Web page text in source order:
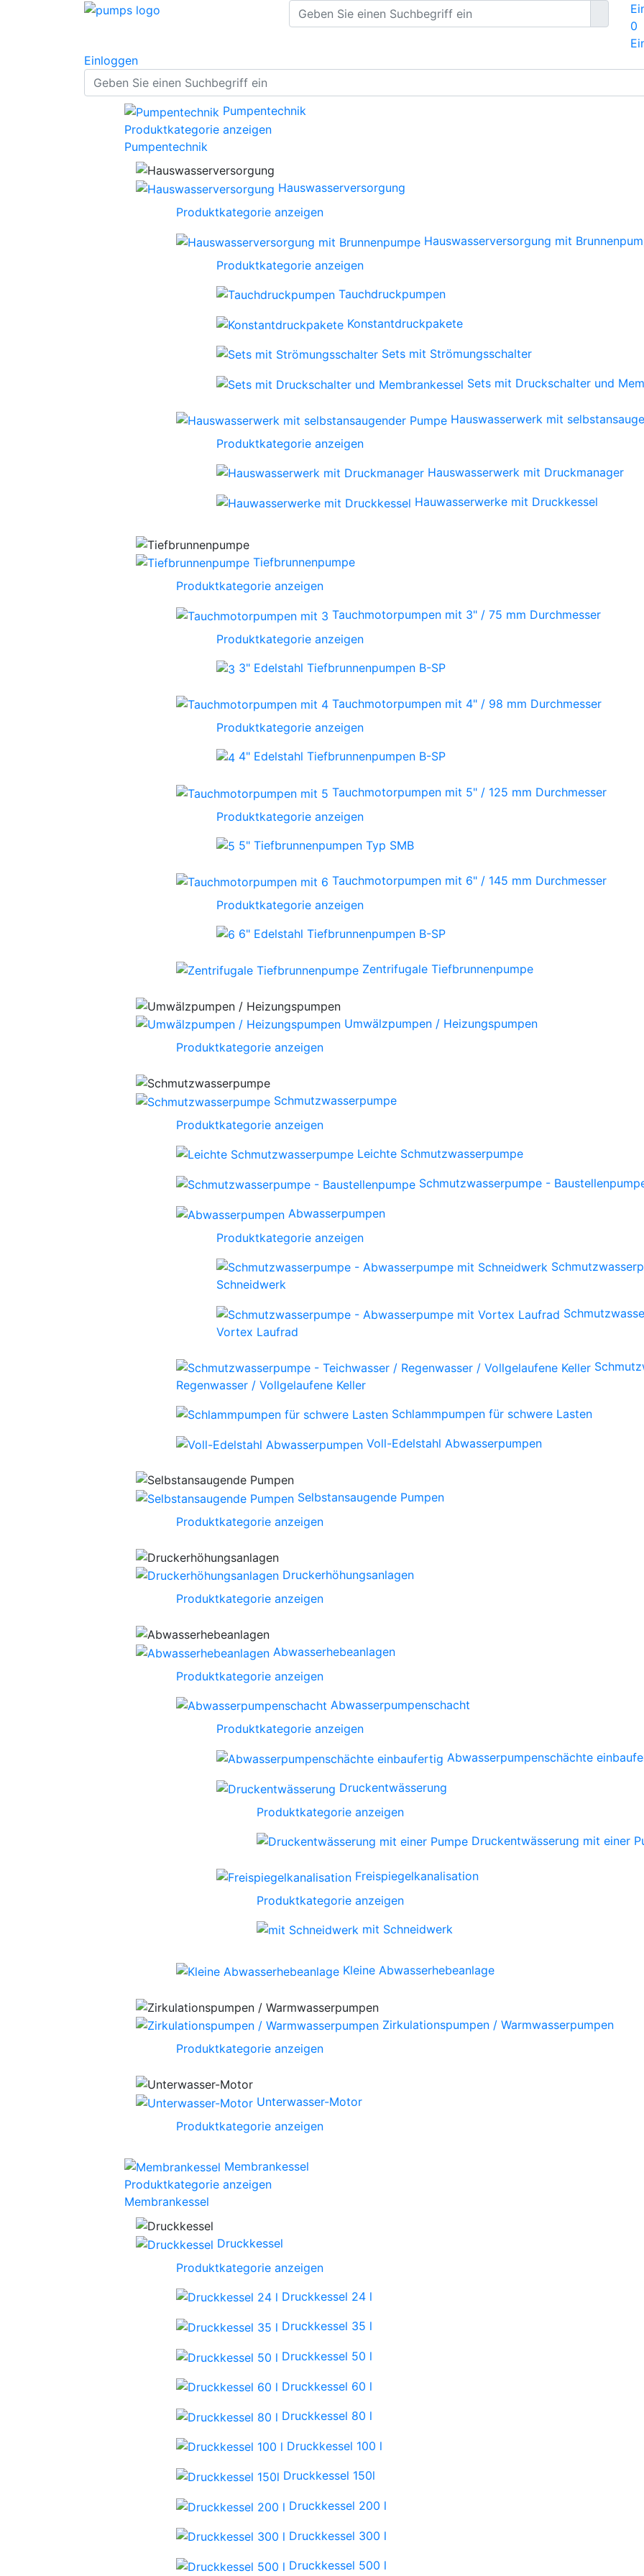
0
Einloggen
Pumpentechnik
Produktkategorie anzeigen
Pumpentechnik
Hauswasserversorgung
Produktkategorie anzeigen
Hauswasserversorgung mit
Produktkategorie anzeigen
Tauchdruckpumpen
Konstantdruckpakete
Sets mit Strömungsschalter
Sets mit Druckschalter und
Hauswasserwerk mit
Produktkategorie anzeigen
Hauswasserwerk mit Druckmanager
Hauwasserwerke mit Druckkessel
Tiefbrunnenpumpe
Produktkategorie anzeigen
Tauchmotorpumpen mit 3" / 75 mm Durchmesser
Produktkategorie anzeigen
3" Edelstahl Tiefbrunnenpumpen B-SP
Tauchmotorpumpen mit 4" / 98 mm Durchmesser
Produktkategorie anzeigen
4" Edelstahl Tiefbrunnenpumpen B-SP
Tauchmotorpumpen mit 5" / 125 mm Durchmesser
Produktkategorie anzeigen
5" Tiefbrunnenpumpen Typ SMB
Tauchmotorpumpen mit 6" / 145 mm Durchmesser
Produktkategorie anzeigen
6" Edelstahl Tiefbrunnenpumpen B-SP
Zentrifugale Tiefbrunnenpumpe
Umwälzpumpen / Heizungspumpen
Produktkategorie anzeigen
Schmutzwasserpumpe
Produktkategorie anzeigen
Leichte Schmutzwasserpumpe
Schmutzwasserpumpe -
Abwasserpumpen
Produktkategorie anzeigen
Schneidwerk
Vortex Laufrad
Regenwasser / Vollgelaufene Keller
Schlammpumpen für schwere Lasten
Voll-Edelstahl Abwasserpumpen
Selbstansaugende Pumpen
Produktkategorie anzeigen
Druckerhöhungsanlagen
Produktkategorie anzeigen
Abwasserhebeanlagen
Produktkategorie anzeigen
Abwasserpumpenschacht
Produktkategorie anzeigen
Abwasserpumpenschächte
Druckentwässerung
Produktkategorie anzeigen
Druckentwässerung mit einer
Freispiegelkanalisation
Produktkategorie anzeigen
mit Schneidwerk
Kleine Abwasserhebeanlage
Zirkulationspumpen / Warmwasserpumpen
Produktkategorie anzeigen
Unterwasser-Motor
Produktkategorie anzeigen
Membrankessel
Produktkategorie anzeigen
Membrankessel
Druckkessel
Produktkategorie anzeigen
Druckkessel 24 l
Druckkessel 35 l
Druckkessel 50 l
Druckkessel 60 l
Druckkessel 80 l
Druckkessel 100 l
Druckkessel 150l
Druckkessel 200 l
Druckkessel 300 l
Druckkessel 500 l